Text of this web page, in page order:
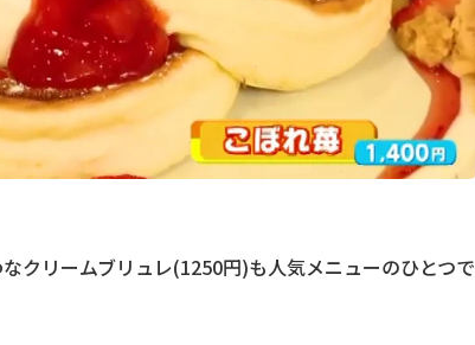
クリームブリュレ(1250円)も人気メニューのひとつで